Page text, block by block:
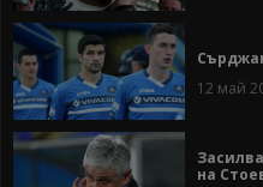
12 май
на